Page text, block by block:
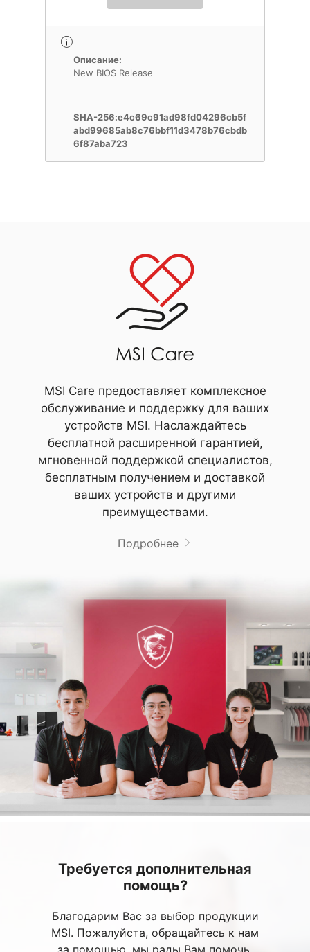
Описание:
New BIOS Release
SHA-256:e4c69c91ad98fd04296cb5f
abd99685ab8c76bbf11d3478b76cbdb
6f87aba723
MSI Care предоставляет комплексное
обслуживание и поддержку для ваших
устройств MSI. Наслаждайтесь
бесплатной расширенной гарантией,
мгновенной поддержкой специалистов,
бесплатным получением и доставкой
ваших устройств и другими
преимуществами.
Подробнее
Требуется дополнительная
помощь?
Благодарим Вас за выбор продукции
MSI. Пожалуйста, обращайтесь к нам